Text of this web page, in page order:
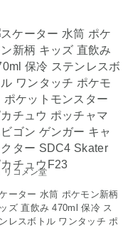
リコメン堂
ーター 水筒 ポケモン新柄
ズ 直飲み 470ml 保冷 ス
レスボトル ワンタッチ ポ